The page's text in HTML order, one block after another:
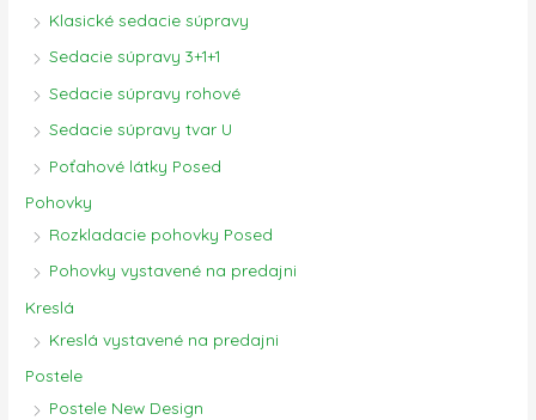
Klasické sedacie súpravy
Sedacie súpravy 3+1+1
Sedacie súpravy rohové
Sedacie súpravy tvar U
Poťahové látky Posed
Pohovky
Rozkladacie pohovky Posed
Pohovky vystavené na predajni
Kreslá
Kreslá vystavené na predajni
Postele
Postele New Design